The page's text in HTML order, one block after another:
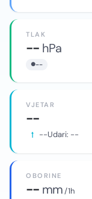
TLAK
-- hPa
--
VJETAR
--
--Udari: --
OBORINE
-- mm/ 1h